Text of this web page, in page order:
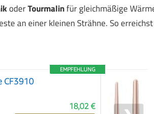
oderTourmalinfür gleichmäßige
an einer kleinen Strähne. So erreichst
EMPFEHLUNG
CF3910
18,02 €